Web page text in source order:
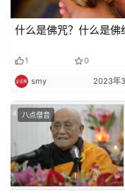
什么是佛咒？什么是佛
1 0
smy 2023年
八点僧音